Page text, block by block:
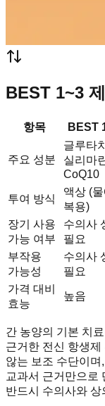
BEST 1~3
항목 BEST
주요 성분
글루타
실리마
CoQ10
투여 방식
액상 (
복용)
장기 사용
가능 여부
수의사
필요
부작용
가능성
수의사
필요
가격 대비
효능
높음
간 농양의 기본 치
근거한 전신 항생제
않는 보조 수단이며
교과서 근거만으로
반드시 수의사와